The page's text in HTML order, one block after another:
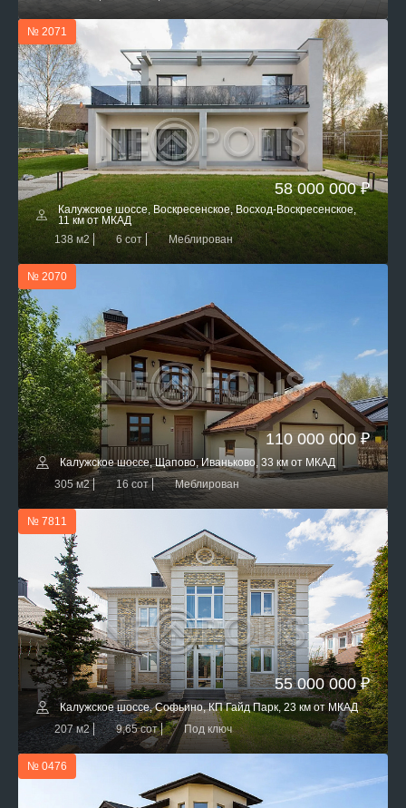
№ 2071
58 000 000 ₽
Калужское шоссе, Воскресенское, Восход-Воскресенское,
11 км от МКАД
138 м2
6 сот Меблирован
№ 2070
110 000 000 ₽
Калужское шоссе, Щапово, Иваньково, 33 км от МКАД
305 м2
16 сот Меблирован
№ 7811
55 000 000 ₽
Калужское шоссе, Софьино, КП Гайд Парк, 23 км от МКАД
207 м2
9,65 сот Под ключ
№ 0476